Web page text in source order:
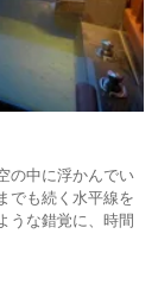
の中に浮かんでい
でも続く水平線を
うな錯覚に、時間